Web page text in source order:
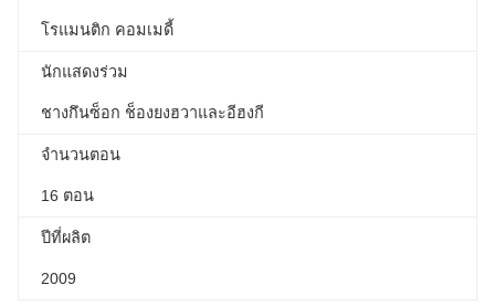
โรแมนติก คอมเมดี้
นักแสดงร่วม
ชางกึนซ็อก ช็องยงฮวาและอีฮงกี
จำนวนตอน
16 ตอน
ปีที่ผลิต
2009